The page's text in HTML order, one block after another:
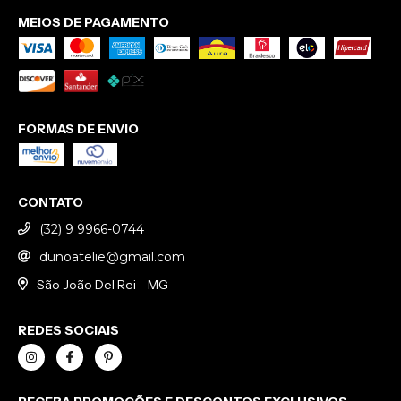
MEIOS DE PAGAMENTO
FORMAS DE ENVIO
CONTATO
(32) 9 9966-0744
dunoatelie@gmail.com
São João Del Rei - MG
REDES SOCIAIS